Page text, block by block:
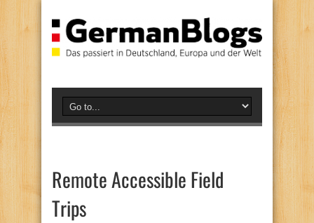
Remote Accessible Field
Trips